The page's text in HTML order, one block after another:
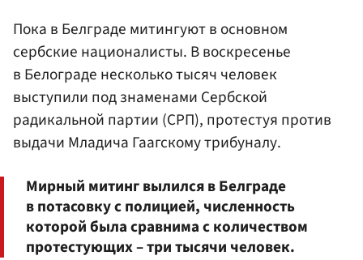
Пока в Белграде митингуют в основном
сербские националисты. В воскресенье
в Белограде несколько тысяч человек
выступили под знаменами Сербской
радикальной партии (СРП), протестуя против
выдачи Младича Гаагскому трибуналу.
Мирный митинг вылился в Белграде
в потасовку с полицией, численность
которой была сравнима с количеством
протестующих – три тысячи человек.